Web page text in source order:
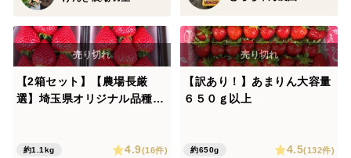
【2箱セット】【農場長厳
選】埼玉県オリジナル品種
約1.1kg 4.9(16件)
【訳あり！】あまりん大容量
６５０ｇ以上
約650g 4.5(132件)